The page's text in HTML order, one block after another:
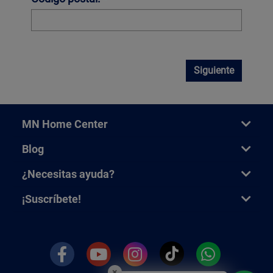
Siguiente
MN Home Center
Blog
¿Necesitas ayuda?
¡Suscríbete!